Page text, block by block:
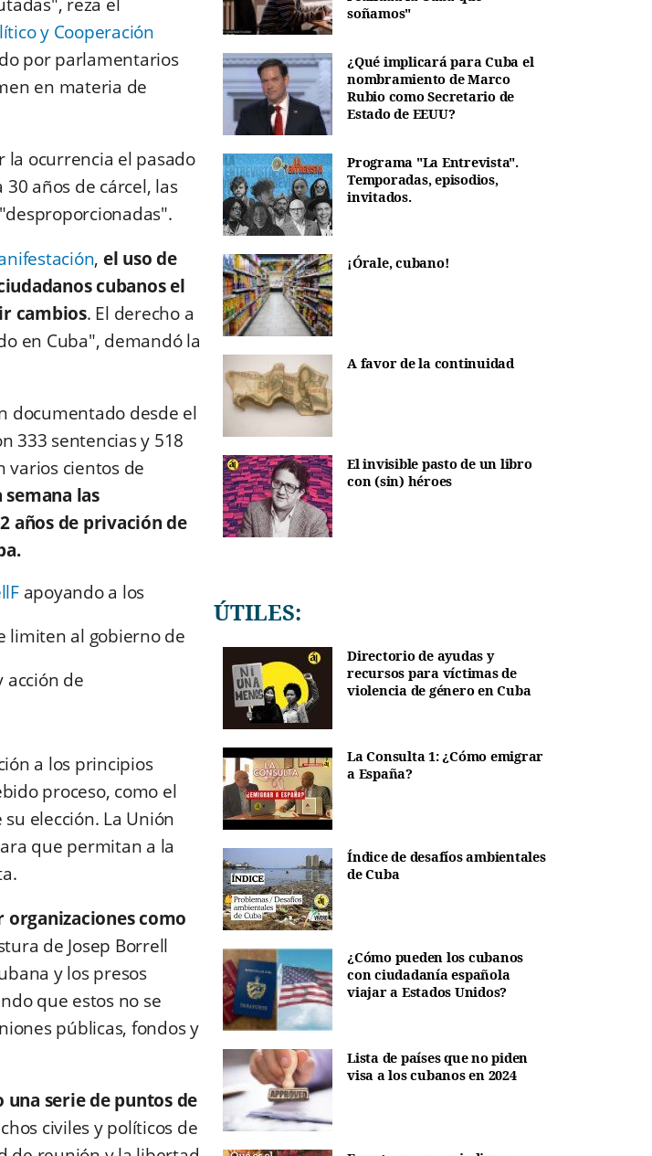
y Cooperación
por parlamentarios
en materia de
la ocurrencia el pasado
años de cárcel, las
, el uso de
cubanos el
cambios. El derecho a
en Cuba", demandó la
documentado desde el
333 sentencias y 518
varios cientos de
las
años de privación de
apoyando a los
limiten al gobierno de
acción de
a los principios
proceso, como el
elección. La Unión
que permitan a la
como
de Josep Borrell
y los presos
que estos no se
públicas, fondos y
una serie de puntos de
civiles y políticos de
soñamos"
¿Qué implicará para Cuba el
nombramiento de Marco
Rubio como Secretario de
Estado de EEUU?
Programa "La Entrevista".
Temporadas, episodios,
invitados.
¡Órale, cubano!
A favor de la continuidad
El invisible pasto de un libro
con (sin) héroes
ÚTILES:
Directorio de ayudas y
recursos para víctimas de
violencia de género en Cuba
La Consulta 1: ¿Cómo emigrar
a España?
Índice de desafíos ambientales
de Cuba
¿Cómo pueden los cubanos
con ciudadanía española
viajar a Estados Unidos?
Lista de países que no piden
visa a los cubanos en 2024